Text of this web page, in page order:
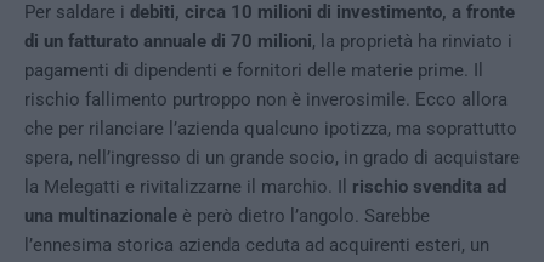
Per saldare i debiti, circa 10 milioni di investimento, a fronte
di un fatturato annuale di 70 milioni, la proprietà ha rinviato i
pagamenti di dipendenti e fornitori delle materie prime. Il
rischio fallimento purtroppo non è inverosimile. Ecco allora
che per rilanciare l’azienda qualcuno ipotizza, ma soprattutto
spera, nell’ingresso di un grande socio, in grado di acquistare
la Melegatti e rivitalizzarne il marchio. Il rischio svendita ad
una multinazionale è però dietro l’angolo. Sarebbe
l’ennesima storica azienda ceduta ad acquirenti esteri, un